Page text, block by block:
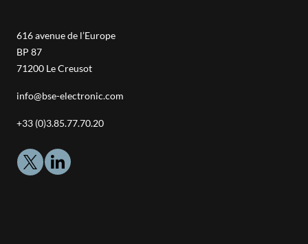
616 avenue de l’Europe
BP 87
71200 Le Creusot
Adresse
:
info@bse-electronic.com
Téléphone
+33 (0)3.85.77.70.20